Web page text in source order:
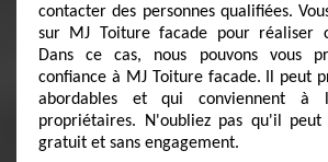
contacter des personnes qualifiées.
sur MJ Toiture facade pour réaliser
Dans ce cas, nous pouvons vous
confiance à MJ Toiture facade. Il peut
abordables et qui conviennent à
propriétaires. N'oubliez pas qu'il peut
gratuit et sans engagement.